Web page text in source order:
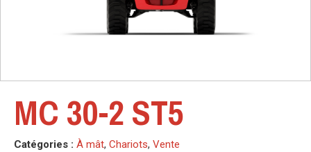
MC 30-2 ST5
Catégories : À mât, Chariots, Vente